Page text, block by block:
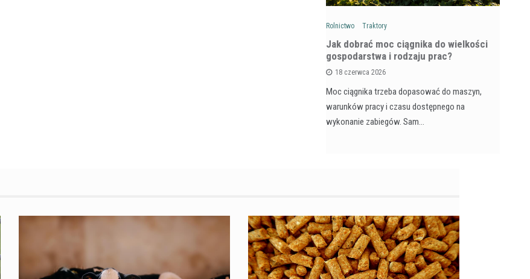
Rolnictwo Traktory
Jak dobrać moc ciągnika do wielkości
gospodarstwa i rodzaju prac?
18 czerwca 2026
Moc ciągnika trzeba dopasować do maszyn,
warunków pracy i czasu dostępnego na
wykonanie zabiegów. Sam…